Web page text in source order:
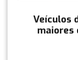
Veículos
maiores